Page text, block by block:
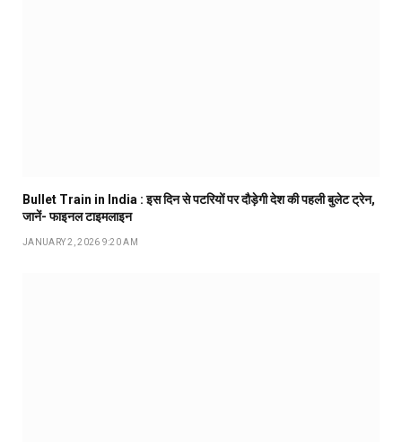
Bullet Train in India : इस दिन से पटरियों पर दौड़ेगी देश की पहली बुलेट ट्रेन,
जानें- फाइनल टाइमलाइन
JANUARY 2, 2026 9:20 AM